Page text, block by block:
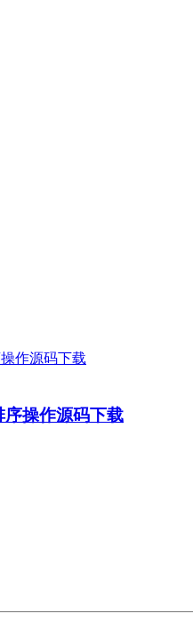
操作源码下载